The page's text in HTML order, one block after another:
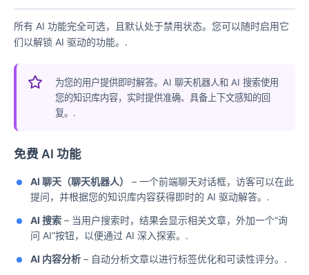
所有 AI 功能完全可选，且默认处于禁用状态。您可以随时启用它
们以解锁 AI 驱动的功能。.
为您的用户提供即时解答。AI 聊天机器人和 AI 搜索使用
您的知识库内容，实时提供准确、具备上下文感知的回
复。.
免费 AI 功能
AI 聊天（聊天机器人）
– 一个前端聊天对话框，访客可以在此
提问，并根据您的知识库内容获得即时的 AI 驱动解答。.
AI 搜索 – 当用户搜索时，结果会显示相关文章，外加一个“询
问 AI”按钮，以便通过 AI 深入探索。.
AI 内容分析 – 自动分析文章以进行标签优化和可读性评分。.